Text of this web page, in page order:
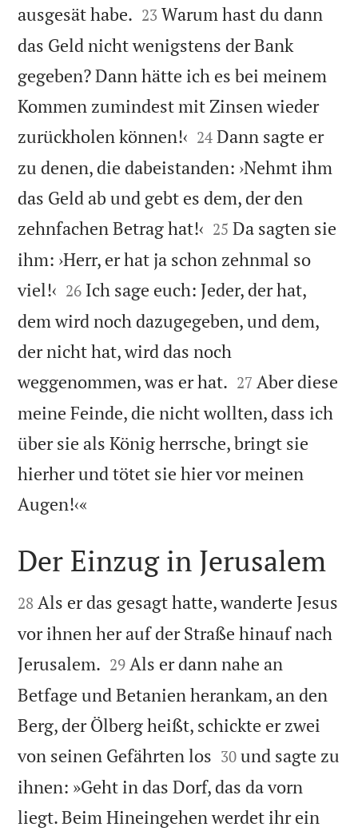
ausgesät habe. 

23 Warum hast du dann
das Geld nicht wenigstens der Bank
gegeben? Dann hätte ich es bei meinem
Kommen zumindest mit Zinsen wieder
zurückholen können!‹ 

24 Dann sagte er
zu denen, die dabeistanden: ›Nehmt ihm
das Geld ab und gebt es dem, der den
zehnfachen Betrag hat!‹ 

25 Da sagten sie
ihm: ›Herr, er hat ja schon zehnmal so
viel!‹ 

26 Ich sage euch: Jeder, der hat,
dem wird noch dazugegeben, und dem,
der nicht hat, wird das noch
weggenommen, was er hat. 

27 Aber diese
meine Feinde, die nicht wollten, dass ich
über sie als König herrsche, bringt sie
hierher und tötet sie hier vor meinen
Augen!‹«

Der Einzug in Jerusalem

28 Als er das gesagt hatte, wanderte Jesus
vor ihnen her auf der Straße hinauf nach
Jerusalem. 

29 Als er dann nahe an
Betfage und Betanien herankam, an den
Berg, der Ölberg heißt, schickte er zwei
von seinen Gefährten los 

30 und sagte zu
ihnen: »Geht in das Dorf, das da vorn
liegt. Beim Hineingehen werdet ihr ein